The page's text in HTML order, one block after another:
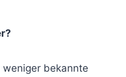
weniger bekannte